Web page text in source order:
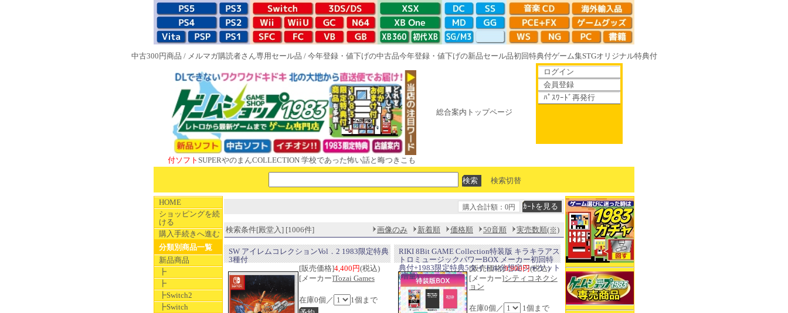
中古300円商品 / メルマガ購読者さん専用セール品 / 今年登録・値下げの中古品今年登録・値下げの新品セール品初回特典付ゲーム集STGオリジナル特典付
総合案内トップページ
SUPERやのまんCOLLECTION 学校であった怖い話と晦󠄀つきこもり ルート16R やがて散りゆく鏡の花へ 70年代風ロボットアニメ ゲッP-X アレサCOLLECTION 1993-1995 ライデ
ログイン
会員登録
ﾊﾟｽﾜｰﾄﾞ再発行
検索切替
HOME
ショッピングを続
ける
購入手続きへ進む
分類別商品一覧
新品商品
┣
┣
┣Switch2
┣Switch
購入合計額：0円
検索条件[殿堂入] [1006件] 画像のみ 新着順 価格順 50音順 実売数順(※)
SW アイレムコレクションVol．2 1983限定特典
3種付
[販売価格]4,400円(税込)
[メーカー]Tozai Games
在庫0個／ 1個まで
RIKI 8Bit GAME Collection特装版 キラキラアス
トロミュージックパワーBOX メーカー初回特
典付+1983限定特典5タイトル分想定ジャケット
(増量)
[販売価格]9,900円(税込)
[メーカー]シティコネクシ
ョン
在庫0個／
1個まで